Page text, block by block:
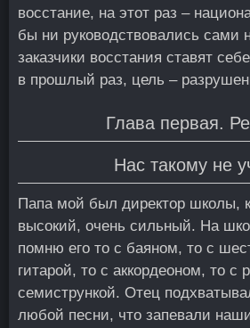
восстание, на этот раз –
бы ни руководствовались сами
заказчики восстания ставят
в прошлый раз, цель –
Глава первая.
Нас такому не
Папа мой был директор школы,
высокий, очень сильный. На
помню его то с баяном, то с
гитарой, то с аккордеоном, то с
семистрункой. Отец
любой песни, что запевали